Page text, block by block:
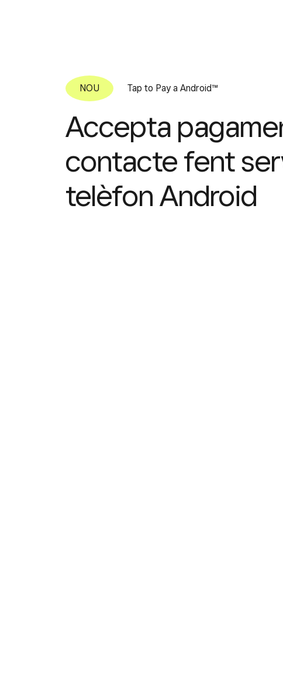
Tap to Pay a Android™
Accepta
contacte fent
telèfon Android